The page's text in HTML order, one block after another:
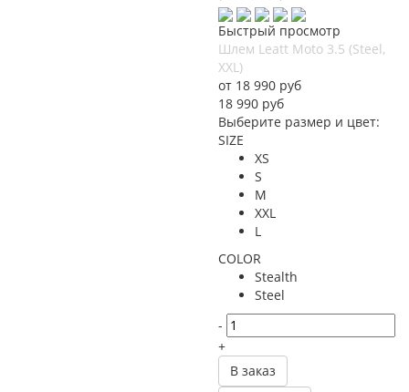
Быстрый просмотр
Шлем Leatt Moto 3.5 (Steel,
XXL)
от 18 990 руб
18 990 руб
Выберите размер и цвет:
SIZE
XS
S
M
XXL
L
COLOR
Stealth
Steel
-
+
В заказ